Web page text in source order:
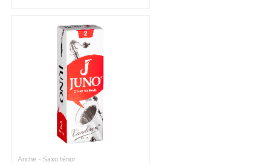
Anche - Saxo ténor